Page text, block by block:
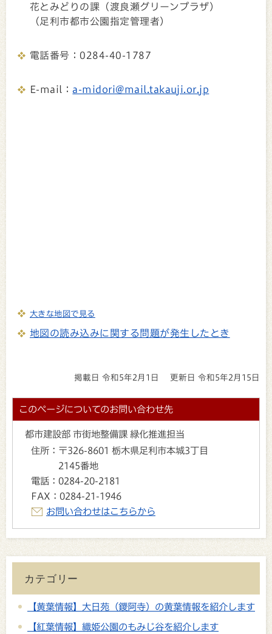
花とみどりの課（渡良瀬グリーンプラザ）
（足利市都市公園指定管理者）
電話番号：0284-40-1787
E-mail： a-midori@mail.takauji.or.jp
大きな地図で見る
地図の読み込みに関する問題が発生したとき
掲載日 令和5年2月1日 更新日 令和5年2月15日
このページについてのお問い合わせ先
都市建設部 市街地整備課 緑化推進担当
住所： 〒326-8601 栃木県足利市本城3丁目
2145番地
電話： 0284-20-2181
FAX： 0284-21-1946
お問い合わせはこちらから
カテゴリー
【黄葉情報】大日苑（鑁阿寺）の黄葉情報を紹介します
【紅葉情報】織姫公園のもみじ谷を紹介します